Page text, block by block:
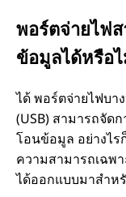
พอร์ตจ่ายไฟ
ข้อมูลได้หรือ
ได้ พอร์ตจ่ายไฟบา
(USB) สามารถจัด
โอนข้อมูล อย่างไ
ความสามารถเฉพ
ได้ออกแบบมาสําห